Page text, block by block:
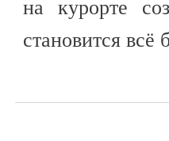
на курорте
становится всё